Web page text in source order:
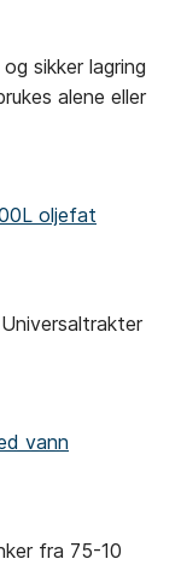
sikker lagring
alene eller
fra 75-10